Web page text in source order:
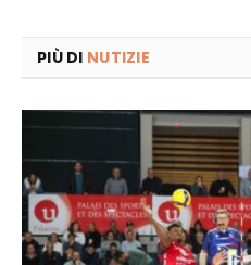
PIÙ DI NUTIZIE